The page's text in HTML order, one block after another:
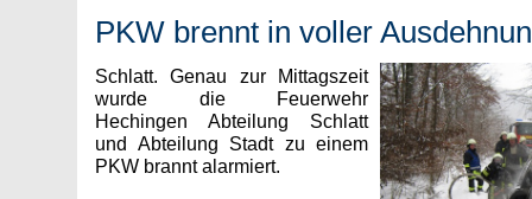
PKW brennt in voller
Schlatt. Genau zur Mittagszeit
wurde die Feuerwehr
Hechingen Abteilung Schlatt
und Abteilung Stadt zu einem
PKW brannt alarmiert.